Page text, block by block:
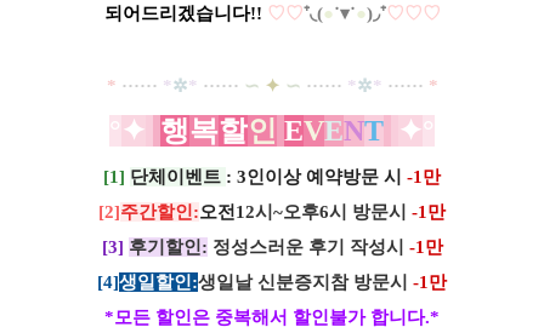
되어드리겠습니다!! ♡♡⁺◟(●˙▾˙●)◞⁺♡♡♡
* ······ *✲* ······ ∽ ✦ ∽ ······ *✲* ······ *
°✦ 행복할인 EVENT ✦°
[1] 단체이벤트 : 3인이상 예약방문 시 -1만
[2]주간할인:오전12시~오후6시 방문시 -1만
[3] 후기할인: 정성스러운 후기 작성시 -1만
[4]생일할인:생일날 신분증지참 방문시 -1만
*모든 할인은 중복해서 할인불가 합니다.*